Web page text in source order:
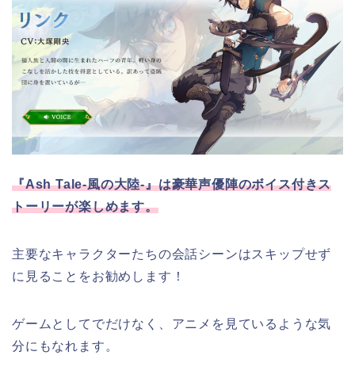
『Ash Tale-風の大陸-』は豪華声優陣のボイス付きス
トーリーが楽しめます。
主要なキャラクターたちの会話シーンはスキップせず
に見ることをお勧めします！
ゲームとしてでだけなく、アニメを見ているような気
分にもなれます。